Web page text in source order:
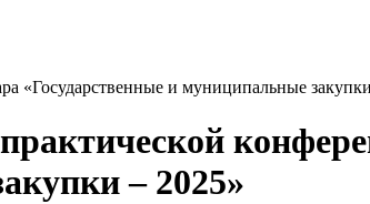
«Государственные и муниципальные
– 2025»